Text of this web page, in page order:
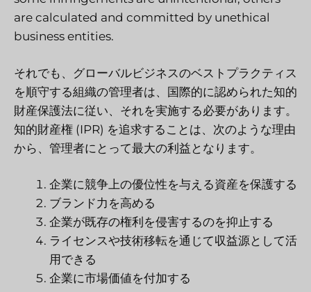
are calculated and committed by unethical
business entities.
それでも、グローバルビジネスのベストプラクティス
を順守する組織の管理者は、国際的に認められた知的
財産保護法に従い、それを実施する必要があります。
知的財産権 (IPR) を追求することは、次のような理由
から、管理者にとって最大の利益となります。
企業に競争上の優位性を与える資産を保護する
ブランド力を高める
企業が既存の権利を侵害するのを抑止する
ライセンスや技術移転を通じて収益源として活
用できる
企業に市場価値を付加する